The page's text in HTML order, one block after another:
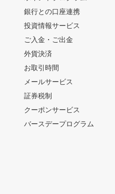
銀行との口座連携
投資情報サービス
ご入金・ご出金
外貨決済
お取引時間
メールサービス
証券税制
クーポンサービス
バースデープログラム